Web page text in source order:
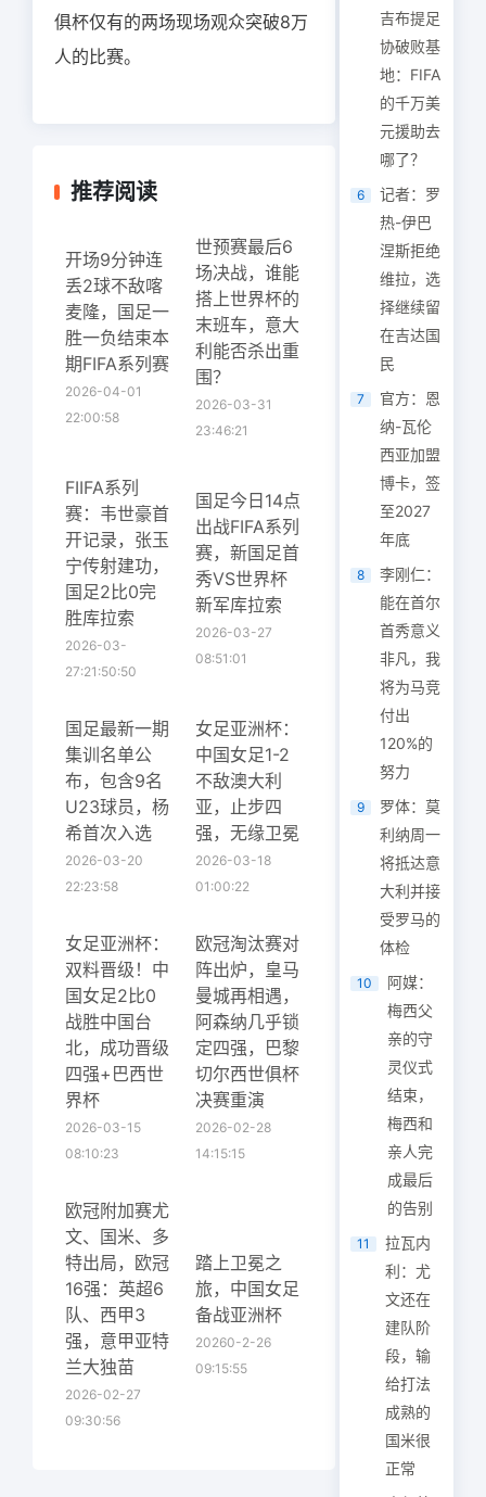
俱杯仅有的两场现场观众突破8万
人的比赛。
推荐阅读
开场9分钟连
丢2球不敌喀
麦隆，国足一
胜一负结束本
期FIFA系列赛
2026-04-01
22:00:58
世预赛最后6
场决战，谁能
搭上世界杯的
末班车，意大
利能否杀出重
围？
2026-03-31
23:46:21
FIIFA系列
赛：韦世豪首
开记录，张玉
宁传射建功，
国足2比0完
胜库拉索
2026-03-
27:21:50:50
国足今日14点
出战FIFA系列
赛，新国足首
秀VS世界杯
新军库拉索
2026-03-27
08:51:01
国足最新一期
集训名单公
布，包含9名
U23球员，杨
希首次入选
2026-03-20
22:23:58
女足亚洲杯：
中国女足1-2
不敌澳大利
亚，止步四
强，无缘卫冕
2026-03-18
01:00:22
女足亚洲杯：
双料晋级！中
国女足2比0
战胜中国台
北，成功晋级
四强+巴西世
界杯
2026-03-15
08:10:23
欧冠淘汰赛对
阵出炉，皇马
曼城再相遇，
阿森纳几乎锁
定四强，巴黎
切尔西世俱杯
决赛重演
2026-02-28
14:15:15
欧冠附加赛尤
文、国米、多
特出局，欧冠
16强：英超6
队、西甲3
强，意甲亚特
兰大独苗
2026-02-27
09:30:56
踏上卫冕之
旅，中国女足
备战亚洲杯
20260-2-26
09:15:55
吉布提足
协破败基
地：FIFA
的千万美
元援助去
哪了？
6
记者：罗
热-伊巴
涅斯拒绝
维拉，选
择继续留
在吉达国
民
7
官方：恩
纳-瓦伦
西亚加盟
博卡，签
至2027
年底
8
李刚仁：
能在首尔
首秀意义
非凡，我
将为马竞
付出
120%的
努力
9
罗体：莫
利纳周一
将抵达意
大利并接
受罗马的
体检
10
阿媒：
梅西父
亲的守
灵仪式
结束，
梅西和
亲人完
成最后
的告别
11
拉瓦内
利：尤
文还在
建队阶
段，输
给打法
成熟的
国米很
正常